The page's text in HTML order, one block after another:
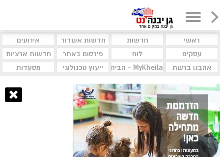
ראשי חדשות חדשות אשדוד
אירועים
עסקים
לוח פירסום באתר
חדשות ארציות
אהבנו ברשת
MyKheila - הבית לעסקים וקהילות ייעוץ טכנולוגי מסעדות